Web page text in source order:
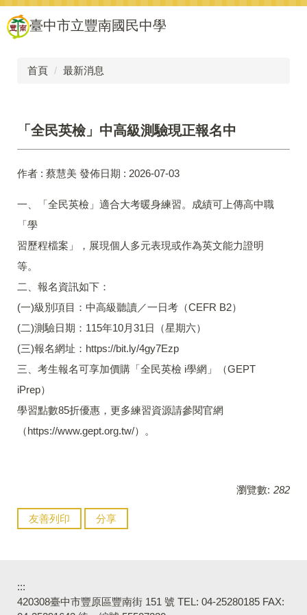
跳
到
主
臺中市立豐南國民中學
首頁 最新消息
「全民英檢」中高級測驗現正報名中
作者 : 蔡慧美 發佈日期 : 2026-07-03
一、「全民英檢」適合大考暖身練習。成績可上傳高中職
「學
習歷程檔案」，展現個人多元表現或作為英文能力證明
等。
二、報名資訊如下：
(一)級別項目：中高級聽讀／一日考（CEFR B2）
(二)測驗日期：115年10月31日（星期六）
(三)報名網址：https://bit.ly/4gy7Ezp
三、考生報名可享加價購「全民英檢 i學網」（GEPT
iPrep）
學習點數85折優惠，更多練習資源請參閱官網
（https://www.gept.org.tw/）。
瀏覽數: 282
友善列印 分享
:::
420308臺中市豐原區豐南街 151 號 TEL: 04-25280185 FAX: